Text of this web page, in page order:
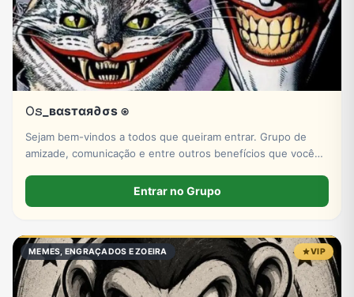
𝙾𝚜_вαѕтαя∂σѕ ⍟
Sejam bem-vindos a todos que queiram entrar. Grupo de
amizade, comunicação e entre outros benefícios que você
Entrar no Grupo
MEMES, ENGRAÇADOS E ZOEIRA VIP